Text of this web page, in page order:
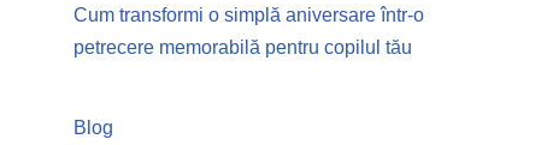
Cum transformi o simplă aniversare într-o
petrecere memorabilă pentru copilul tău
Blog